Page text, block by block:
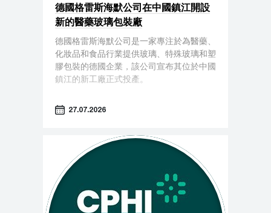
德國格雷斯海默公司在中國鎮江開設
新的醫藥玻璃包裝廠
德國格雷斯海默公司是一家專注於為醫藥、
化妝品和食品行業提供玻璃、特殊玻璃和塑
膠包裝的德國企業，該公司宣布其位於中國
鎮江的新工廠正式投產。
27.07.2026